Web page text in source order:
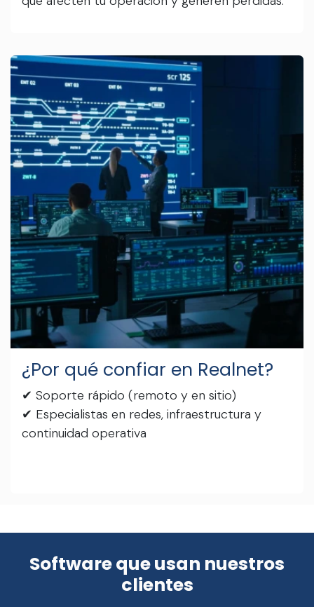
¿Por qué confiar en Realnet?
✔ Soporte rápido (remoto y en sitio)
✔ Especialistas en redes, infraestructura y
continuidad operativa
Software que usan nuestros
clientes